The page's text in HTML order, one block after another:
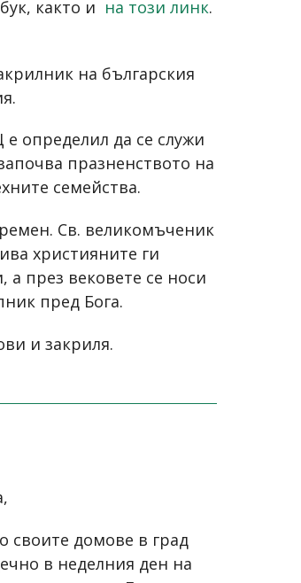
както и на този линк.
на българския
определил да се служи
празненството на
семейства.
Св. великомъченик
християните ги
през вековете се носи
пред Бога.
и закриля.
своите домове в град
в неделния ден на